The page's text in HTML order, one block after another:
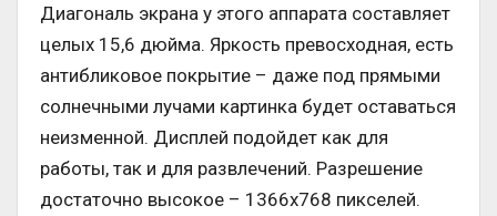
Диагональ экрана у этого аппарата составляет
целых 15,6 дюйма. Яркость превосходная, есть
антибликовое покрытие – даже под прямыми
солнечными лучами картинка будет оставаться
неизменной. Дисплей подойдет как для
работы, так и для развлечений. Разрешение
достаточно высокое – 1366х768 пикселей.